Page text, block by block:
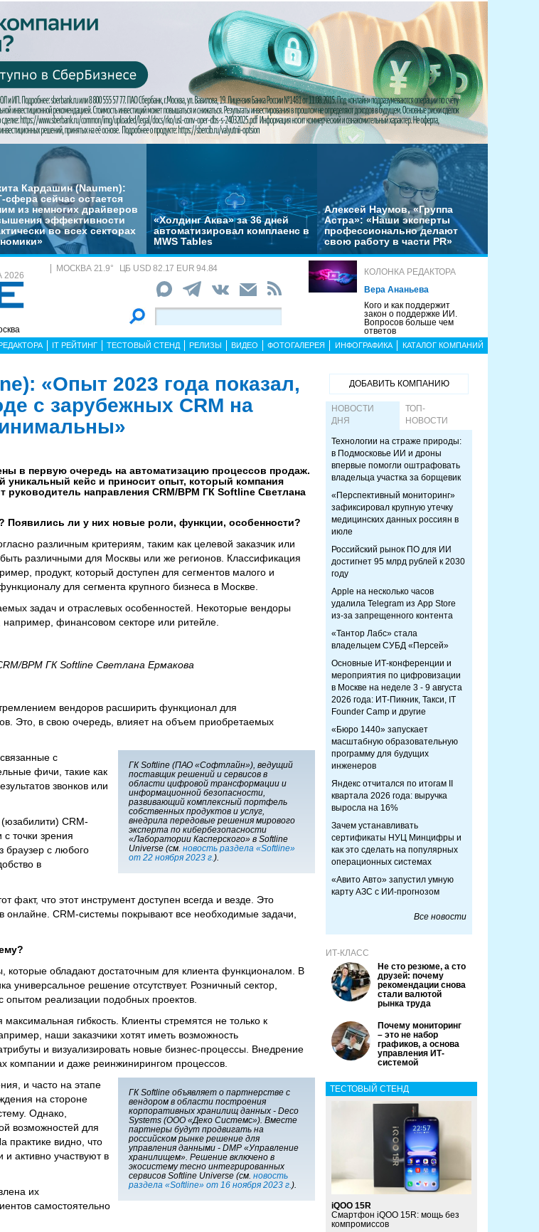
Кардашин (Naumen):
сфера сейчас остается
из немногих драйверов
эффективности
во всех секторах
«Холдинг Аква» за 36 дней
автоматизировал комплаенс в
MWS Tables
Алексей Наумов, «Группа
Астра»: «Наши эксперты
профессионально делают
свою работу в части PR»
2026
МОСКВА 21.9° ЦБ USD 82.17 EUR 94.84
КОЛОНКА РЕДАКТОРА
Вера Ананьева
Кого и как поддержит
закон о поддержке ИИ.
Вопросов больше чем
ответов
IT РЕЙТИНГ ТЕСТОВЫЙ СТЕНД РЕЛИЗЫ ВИДЕО ФОТОГАЛЕРЕЯ ИНФОГРАФИКА КАТАЛОГ КОМПАНИЙ
«Опыт 2023 года показал,
с зарубежных CRM на
в первую очередь на автоматизацию процессов продаж.
уникальный кейс и приносит опыт, который компания
направления CRM/BPM ГК Softline Светлана
Появились ли у них новые роли, функции, особенности?
различным критериям, таким как целевой заказчик или
различными для Москвы или же регионов. Классификация
продукт, который доступен для сегментов малого и
для сегмента крупного бизнеса в Москве.
задач и отраслевых особенностей. Некоторые вендоры
финансовом секторе или ритейле.
BPM ГК Softline Светлана Ермакова
вендоров расширить функционал для
Это, в свою очередь, влияет на объем приобретаемых
ГК Softline (ПАО «Софтлайн»), ведущий
поставщик решений и сервисов в
области цифровой трансформации и
информационной безопасности,
развивающий комплексный портфель
собственных продуктов и услуг,
внедрила передовые решения мирового
эксперта по кибербезопасности
«Лаборатории Касперского» в Softline
Universe (см. новость раздела «Softline»
от 22 ноября 2023 г.).
с
фичи, такие как
звонков или
(юзабилити) CRM-
точки зрения
браузер с любого
в
факт, что этот инструмент доступен всегда и везде. Это
CRM-системы покрывают все необходимые задачи,
которые обладают достаточным для клиента функционалом. В
универсальное решение отсутствует. Розничный сектор,
реализации подобных проектов.
гибкость. Клиенты стремятся не только к
наши заказчики хотят иметь возможность
и визуализировать новые бизнес-процессы. Внедрение
компании и даже реинжинирингом процессов.
ГК Softline объявляет о партнерстве с
вендором в области построения
корпоративных хранилищ данных - Deco
Systems (ООО «Деко Системс»). Вместе
партнеры будут продвигать на
российском рынке решение для
управления данными - DMP «Управление
хранилищем». Решение включено в
экосистему тесно интегрированных
сервисов Softline Universe (см. новость
раздела «Softline» от 16 ноября 2023 г.).
и часто на этапе
на стороне
Однако,
возможностей для
практике видно, что
и активно участвуют в
их
самостоятельно
ДОБАВИТЬ КОМПАНИЮ
НОВОСТИ
ДНЯ
ТОП-
НОВОСТИ
Технологии на страже природы:
в Подмосковье ИИ и дроны
впервые помогли оштрафовать
владельца участка за борщевик
«Перспективный мониторинг»
зафиксировал крупную утечку
медицинских данных россиян в
июле
Российский рынок ПО для ИИ
достигнет 95 млрд рублей к 2030
году
Apple на несколько часов
удалила Telegram из App Store
из-за запрещенного контента
«Тантор Лабс» стала
владельцем СУБД «Персей»
Основные ИТ-конференции и
мероприятия по цифровизации
в Москве на неделе 3 - 9 августа
2026 года: ИТ-Пикник, Такси, IT
Founder Camp и другие
«Бюро 1440» запускает
масштабную образовательную
программу для будущих
инженеров
Яндекс отчитался по итогам II
квартала 2026 года: выручка
выросла на 16%
Зачем устанавливать
сертификаты НУЦ Минцифры и
как это сделать на популярных
операционных системах
«Авито Авто» запустил умную
карту АЗС с ИИ-прогнозом
Все новости
ИТ-КЛАСС
Не сто резюме, а сто
друзей: почему
рекомендации снова
стали валютой
рынка труда
Почему мониторинг
– это не набор
графиков, а основа
управления ИТ-
системой
ТЕСТОВЫЙ СТЕНД
iQOO 15R
Смартфон iQOO 15R: мощь без
компромиссов